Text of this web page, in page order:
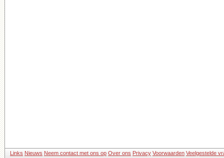
Links Nieuws Neem contact met ons op Over ons Privacy Voorwaarden Veelgestelde